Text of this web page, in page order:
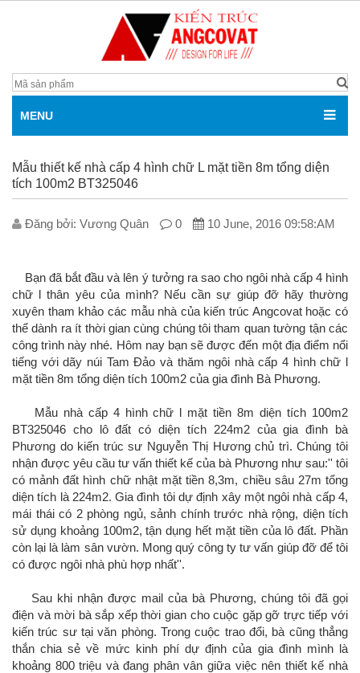
MENU
Mẫu thiết kế nhà cấp 4 hình chữ L mặt tiền 8m tổng diện
tích 100m2 BT325046
Đăng bởi: V­ương Quân 0 10 June, 2016 09:58:AM
Bạn đã bắt đầu và lên ý tưởng ra sao cho ngôi nhà cấp 4 hình
chữ l thân yêu của mình? Nếu cần sự giúp đỡ hãy thường
xuyên tham khảo các mẫu nhà của kiến trúc Angcovat hoặc có
thể dành ra ít thời gian cùng chúng tôi tham quan tường tận các
công trình này nhé. Hôm nay bạn sẽ được đến một địa điểm nổi
tiếng với dãy núi Tam Đảo và thăm ngôi nhà cấp 4 hình chữ l
mặt tiền 8m tổng diện tích 100m2 của gia đình Bà Phương.
Mẫu nhà cấp 4 hình chữ l mặt tiền 8m diện tích 100m2
BT325046 cho lô đất có diện tích 224m2 của gia đình bà
Phương do kiến trúc sư Nguyễn Thị Hương chủ trì. Chúng tôi
nhận được yêu cầu tư vấn thiết kế của bà Phương như sau:'' tôi
có mảnh đất hình chữ nhật mặt tiền 8,3m, chiều sâu 27m tổng
diện tích là 224m2. Gia đình tôi dự định xây một ngôi nhà cấp 4,
mái thái có 2 phòng ngủ, sảnh chính trước nhà rộng, diện tích
sử dụng khoảng 100m2, tận dụng hết mặt tiền của lô đất. Phần
còn lại là làm sân vườn. Mong quý công ty tư vấn giúp đỡ để tôi
có được ngôi nhà phù hợp nhất''.
Sau khi nhận được mail của bà Phương, chúng tôi đã gọi
điện và mời bà sắp xếp thời gian cho cuộc gặp gỡ trực tiếp với
kiến trúc sư tại văn phòng. Trong cuộc trao đổi, bà cũng thẳng
thắn chia sẻ về mức kinh phí dự định của gia đình mình là
khoảng 800 triệu và đang phân vân giữa việc nên thiết kế nhà